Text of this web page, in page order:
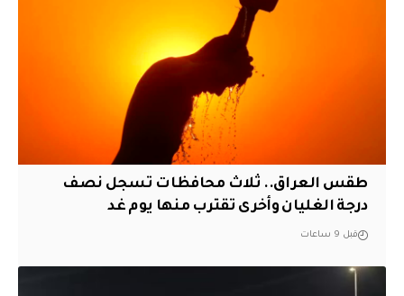
طقس العراق.. ثلاث محافظات تسجل نصف
درجة الغليان وأخرى تقترب منها يوم غد
قبل 9 ساعات